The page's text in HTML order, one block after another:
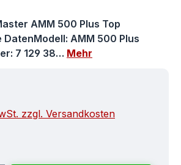
AMM 500 Plus Top
AMM 500 Plus
7 129 38… Mehr
zzgl. Versandkosten